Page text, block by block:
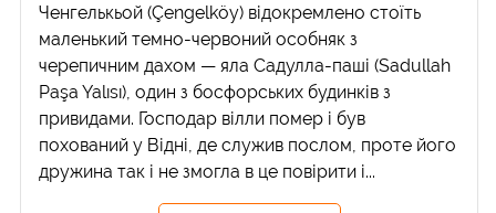
Ченгелькьой (Çengelköy) відокремлено стоїть
маленький темно-червоний особняк з
черепичним дахом — яла Садулла-паші (Sadullah
Paşa Yalısı), один з босфорських будинків з
привидами. Господар вілли помер і був
похований у Відні, де служив послом, проте його
дружина так і не змогла в це повірити і...